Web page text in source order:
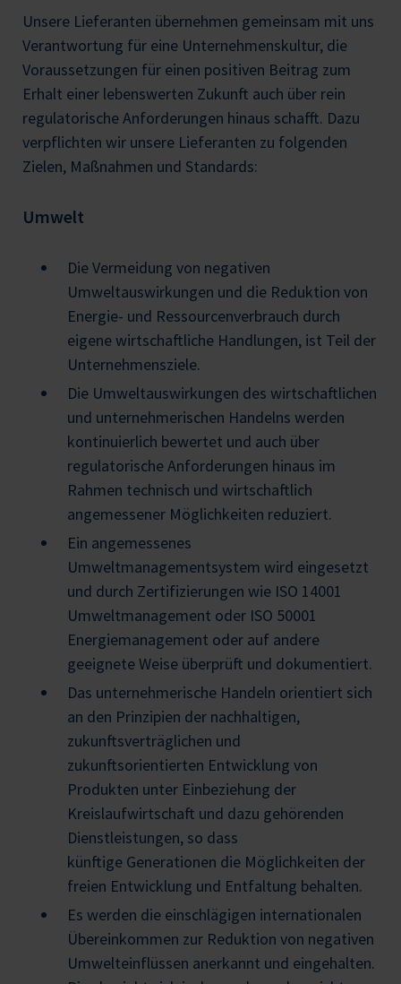
Unsere Lieferanten übernehmen gemeinsam mit uns
Verantwortung für eine Unternehmenskultur, die
Voraussetzungen für einen positiven Beitrag zum
Erhalt einer lebenswerten Zukunft auch über rein
regulatorische Anforderungen hinaus schafft. Dazu
verpflichten wir unsere Lieferanten zu folgenden
Zielen, Maßnahmen und Standards:
Umwelt
Die Vermeidung von negativen
Umweltauswirkungen und die Reduktion von
Energie- und Ressourcenverbrauch durch
eigene wirtschaftliche Handlungen, ist Teil der
Unternehmensziele.
Die Umweltauswirkungen des wirtschaftlichen
und unternehmerischen Handelns werden
kontinuierlich bewertet und auch über
regulatorische Anforderungen hinaus im
Rahmen technisch und wirtschaftlich
angemessener Möglichkeiten reduziert.
Ein angemessenes
Umweltmanagementsystem wird eingesetzt
und durch Zertifizierungen wie ISO 14001
Umweltmanagement oder ISO 50001
Energiemanagement oder auf andere
geeignete Weise überprüft und dokumentiert.
Das unternehmerische Handeln orientiert sich
an den Prinzipien der nachhaltigen,
zukunftsverträglichen und
zukunftsorientierten Entwicklung von
Produkten unter Einbeziehung der
Kreislaufwirtschaft und dazu gehörenden
Dienstleistungen, so dass
künftige Generationen die Möglichkeiten der
freien Entwicklung und Entfaltung behalten.
Es werden die einschlägigen internationalen
Übereinkommen zur Reduktion von negativen
Umwelteinflüssen anerkannt und eingehalten.